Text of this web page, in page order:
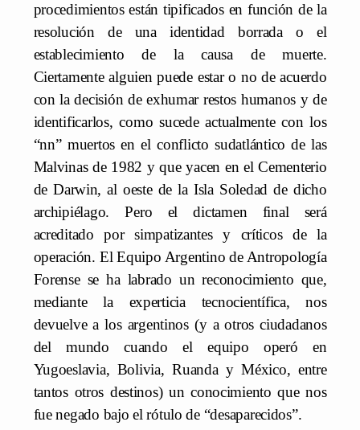
procedimientos están tipificados en función de la
resolución de una identidad borrada o el
establecimiento de la causa de muerte.
Ciertamente alguien puede estar o no de acuerdo
con la decisión de exhumar restos humanos y de
identificarlos, como sucede actualmente con los
“nn” muertos en el conflicto sudatlántico de las
Malvinas de 1982 y que yacen en el Cementerio
de Darwin, al oeste de la Isla Soledad de dicho
archipiélago. Pero el dictamen final será
acreditado por simpatizantes y críticos de la
operación. El Equipo Argentino de Antropología
Forense se ha labrado un reconocimiento que,
mediante la experticia tecnocientífica, nos
devuelve a los argentinos (y a otros ciudadanos
del mundo cuando el equipo operó en
Yugoeslavia, Bolivia, Ruanda y México, entre
tantos otros destinos) un conocimiento que nos
fue negado bajo el rótulo de “desaparecidos”.